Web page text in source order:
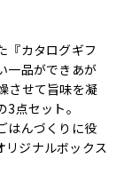
『カタログギフ
一品ができあが
させて旨味を凝
点セット。
はんづくりに役
リジナルボックス